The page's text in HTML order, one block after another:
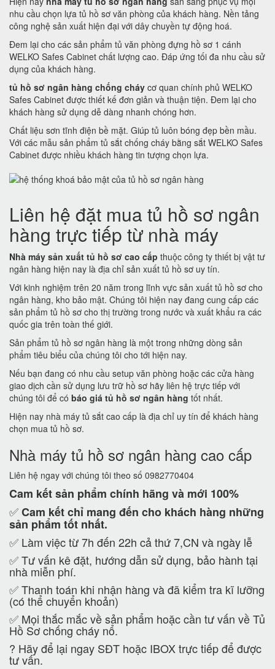
nhu cầu chọn lựa tủ hồ sơ văn phòng của khách hàng. Nền tảng
công nghệ sản xuất hiện đại với dây chuyền tự động hoá.
Đem lại cho các sản phẩm tủ văn phòng đựng hồ sơ 1 cánh
WELKO Safes Cabinet chất lượng cao. Đáp ứng tối đa nhu cầu sử
dụng của khách hàng.
tủ hồ sơ ngân hàng chống cháy cơ quan chính phủ WELKO
Safes Cabinet được thiết kế đơn giản và thuận tiện. Đem lại cho
khách hàng sử dụng dễ dàng nhanh chóng hơn.
Chất liệu sơn tĩnh điện bề mặt. Giúp tủ luôn bóng đẹp bền mầu.
Với các mẫu sản phẩm tủ sắt chống cháy bằng sắt WELKO Safes
Cabinet được nhiều khách hàng tin tượng chọn lựa.
Liên hệ đặt mua tủ hồ sơ ngân
hàng trực tiếp từ nhà máy
Nhà máy sản xuất tủ hồ sơ cao cấp thuộc công ty thiết bị vật tư
ngân hàng hiện nay là địa chỉ sản xuất tủ hồ sơ uy tín.
Với kinh nghiệm trên 20 năm trong lĩnh vực sản xuất tủ hồ sơ cho
ngân hàng, kho bảo mật. Chúng tôi hiện nay đang cung cấp các
sản phẩm tủ hồ sơ cho thị trường trong nước và xuất khẩu ra các
quốc gia trên toàn thế giới.
Sản phẩm tủ hồ sơ ngân hàng là một trong những dòng sản
phẩm tiêu biểu của chúng tôi cho tới hiện nay.
Nếu bạn đang có nhu cầu setup văn phòng hoặc các cửa hàng
giao dịch cần sử dụng lưu trữ hồ sơ hãy liên hệ trực tiếp với
chúng tôi để có báo giá tủ hồ sơ ngân hàng tốt nhất.
Hiện nay nhà máy tủ sắt cao cấp là địa chỉ uy tín để khách hàng
chọn mua tủ hồ sơ.
Nhà máy tủ hồ sơ ngân hàng cao cấp
Liên hệ ngay với chúng tôi theo số 0982770404
Cam kếtsản phẩm chính hãng và mới 100%
✅Cam kếtchỉ mang đến cho khách hàng những
sản phẩm tốt nhất.
✅ Làm việc từ 7h đến 22h cả thứ 7,CN và ngày lễ
✅ Tư vấn kê đặt, hướng dẫn sử dụng, bảo hành tại
nhà miễn phí.
✅ Thanh toán khi nhận hàng và đã kiểm tra kĩ lưỡng
(có thể chuyển khoản)
✅ Mọi thắc mắc về sản phẩm hoặc cần tư vấn về Tủ
Hồ Sơ chống cháy nổ.
? Hãy để lại ngay SĐT hoặc IBOX trực tiếp để được
tư vấn.